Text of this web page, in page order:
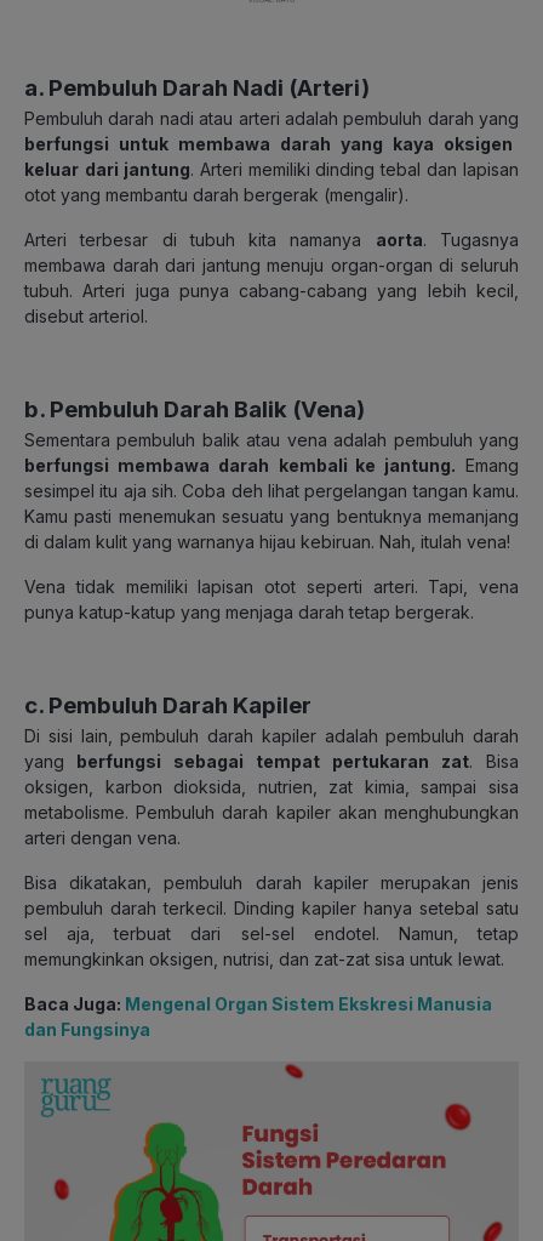
a. Pembuluh Darah Nadi (Arteri)
Pembuluh darah nadi atau arteri adalah pembuluh darah yang
berfungsi untuk membawa darah yang kaya oksigen
keluar dari jantung. Arteri memiliki dinding tebal dan lapisan
otot yang membantu darah bergerak (mengalir).
Arteri terbesar di tubuh kita namanya aorta. Tugasnya
membawa darah dari jantung menuju organ-organ di seluruh
tubuh. Arteri juga punya cabang-cabang yang lebih kecil,
disebut arteriol.
b. Pembuluh Darah Balik (Vena)
Sementara pembuluh balik atau vena adalah pembuluh yang
berfungsi membawa darah kembali ke jantung. Emang
sesimpel itu aja sih. Coba deh lihat pergelangan tangan kamu.
Kamu pasti menemukan sesuatu yang bentuknya memanjang
di dalam kulit yang warnanya hijau kebiruan. Nah, itulah vena!
Vena tidak memiliki lapisan otot seperti arteri. Tapi, vena
punya katup-katup yang menjaga darah tetap bergerak.
c. Pembuluh Darah Kapiler
Di sisi lain, pembuluh darah kapiler adalah pembuluh darah
yang berfungsi sebagai tempat pertukaran zat. Bisa
oksigen, karbon dioksida, nutrien, zat kimia, sampai sisa
metabolisme. Pembuluh darah kapiler akan menghubungkan
arteri dengan vena.
Bisa dikatakan, pembuluh darah kapiler merupakan jenis
pembuluh darah terkecil. Dinding kapiler hanya setebal satu
sel aja, terbuat dari sel-sel endotel. Namun, tetap
memungkinkan oksigen, nutrisi, dan zat-zat sisa untuk lewat.
Baca Juga: Mengenal Organ Sistem Ekskresi Manusia
dan Fungsinya